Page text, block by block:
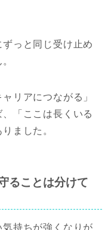
っと同じ受け止め
リアにつながる」
「ここは長くいる
ました。
ることは分けて
持ちが強くなりが